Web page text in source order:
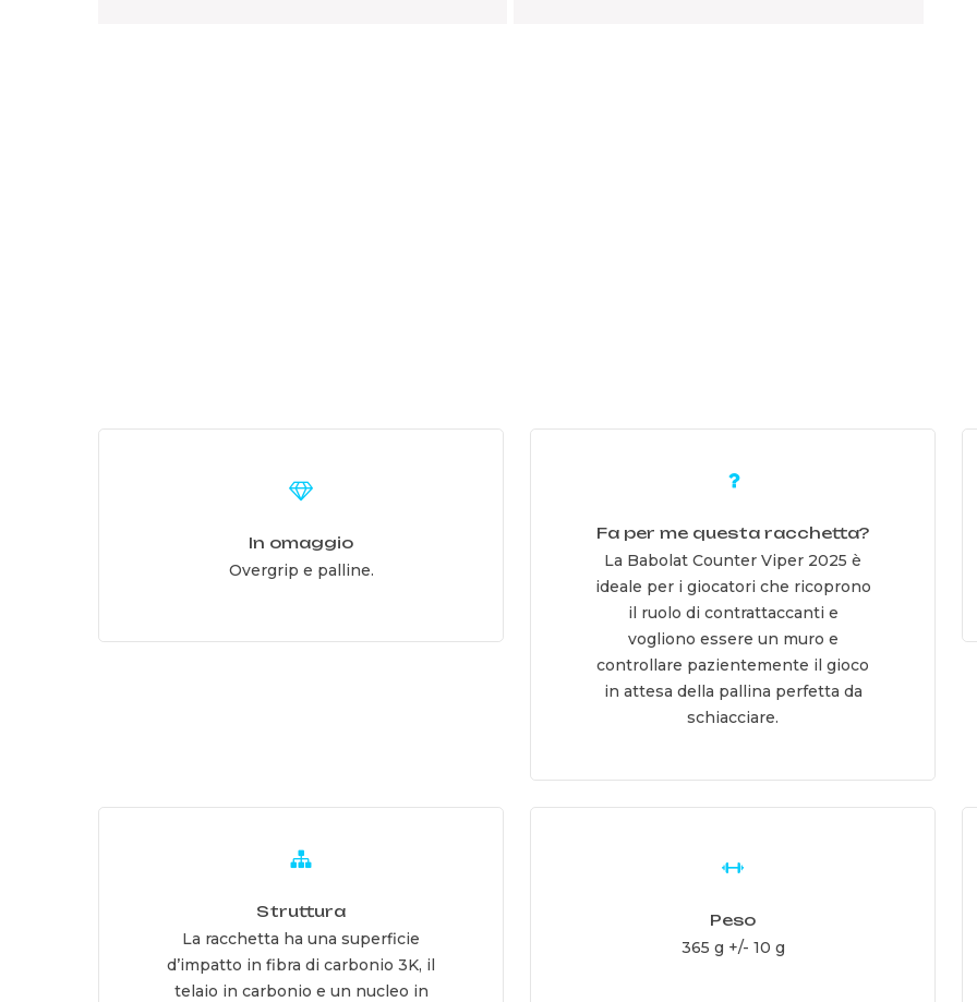
In omaggio
Overgrip e palline.
Fa per me questa racchetta?
La Babolat Counter Viper 2025 è
ideale per i giocatori che ricoprono
il ruolo di contrattaccanti e
vogliono essere un muro e
controllare pazientemente il gioco
in attesa della pallina perfetta da
schiacciare.
Struttura
La racchetta ha una superficie
d’impatto in fibra di carbonio 3K, il
telaio in carbonio e un nucleo in
Peso
365 g +/- 10 g